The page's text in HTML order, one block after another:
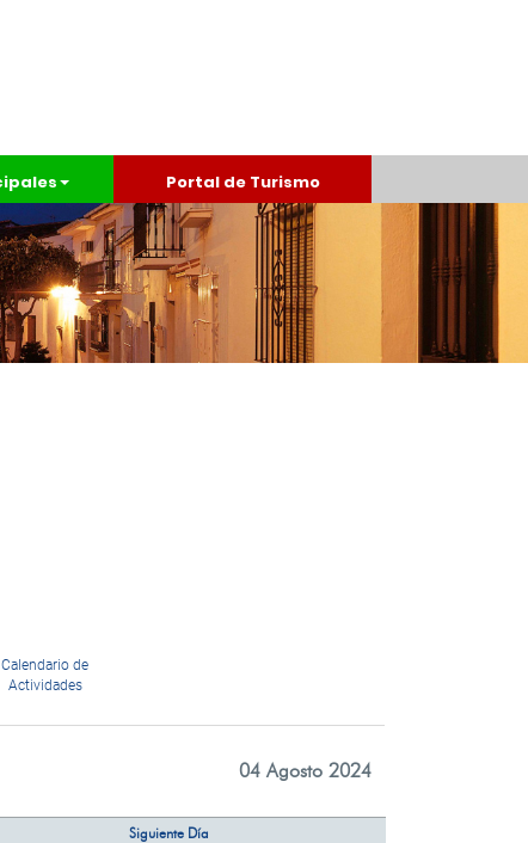
Portal de Turismo
Calendario de
Actividades
04 Agosto 2024
Siguiente Día